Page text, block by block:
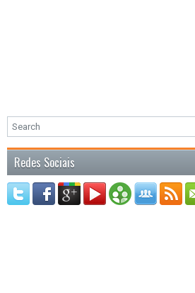
Redes Sociais